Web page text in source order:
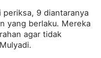
periksa, 9 diantaranya
yang berlaku. Mereka
agar tidak